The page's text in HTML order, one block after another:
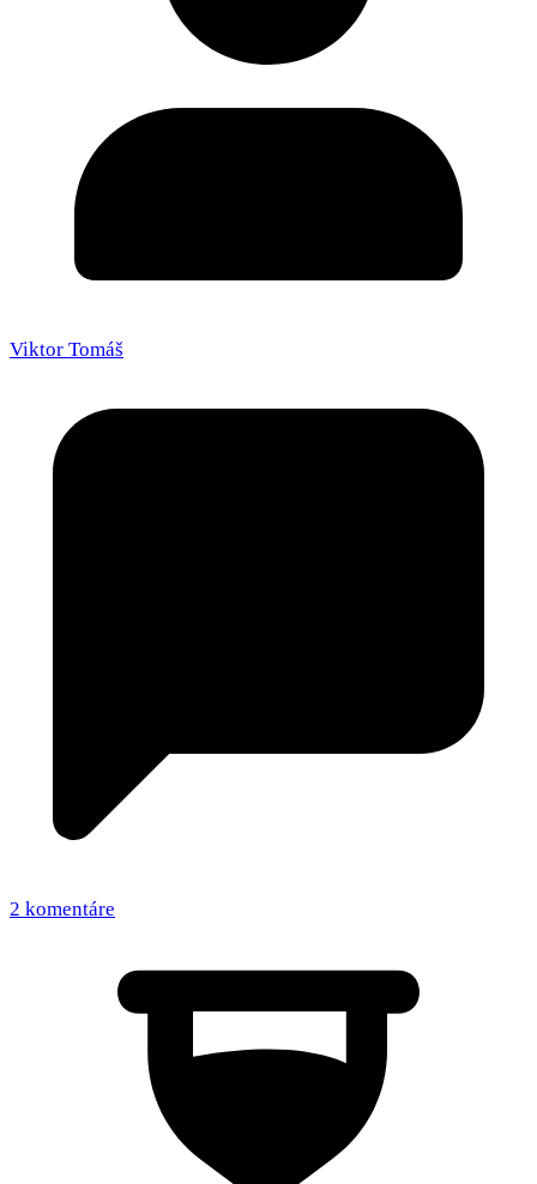
Viktor Tomáš
2 komentáre